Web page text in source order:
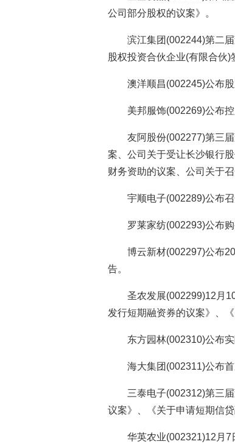
公司部分股权的议案》。
滨江集团(002244)第二
股权投资合伙企业(有限合伙)
澳洋顺昌(002245)公布
美邦服饰(002269)公布
友阿股份(002277)第三
案、公司关于受让长沙银行
财务资助的议案、公司关于
宇顺电子(002289)公布
罗莱家纺(002293)公布
博云新材(002297)公布
告。
圣农发展(002299)12月
发行短期融资券的议案》、
东方园林(002310)公布
海大集团(002311)公布
三泰电子(002312)第三
议案》、《关于申请短期信贷
华英农业(002321)12月7